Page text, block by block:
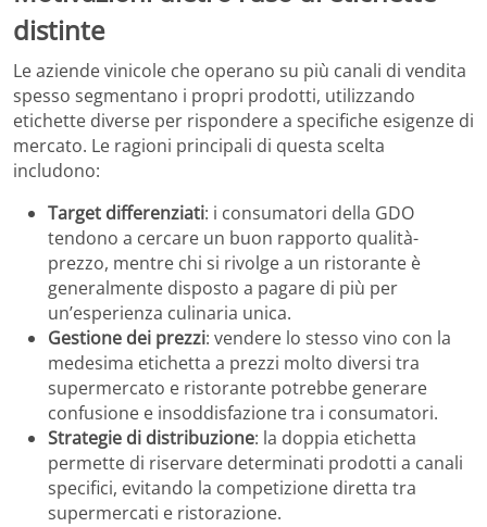
distinte
Le aziende vinicole che operano su più canali di vendita
spesso segmentano i propri prodotti, utilizzando
etichette diverse per rispondere a specifiche esigenze di
mercato. Le ragioni principali di questa scelta
includono:
Target differenziati: i consumatori della GDO
tendono a cercare un buon rapporto qualità-
prezzo, mentre chi si rivolge a un ristorante è
generalmente disposto a pagare di più per
un’esperienza culinaria unica.
Gestione dei prezzi: vendere lo stesso vino con la
medesima etichetta a prezzi molto diversi tra
supermercato e ristorante potrebbe generare
confusione e insoddisfazione tra i consumatori.
Strategie di distribuzione: la doppia etichetta
permette di riservare determinati prodotti a canali
specifici, evitando la competizione diretta tra
supermercati e ristorazione.